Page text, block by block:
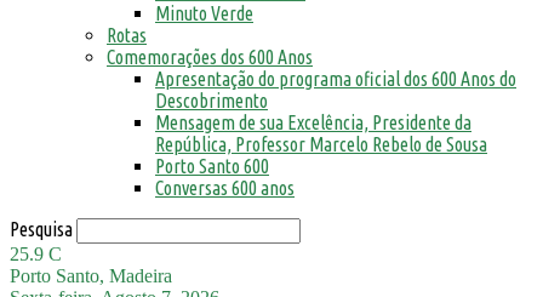
Minuto Verde
Rotas
Comemorações dos 600 Anos
Apresentação do programa oficial dos 600 Anos do
Descobrimento
Mensagem de sua Excelência, Presidente da
República, Professor Marcelo Rebelo de Sousa
Porto Santo 600
Conversas 600 anos
Pesquisa
25.9 C
Porto Santo, Madeira